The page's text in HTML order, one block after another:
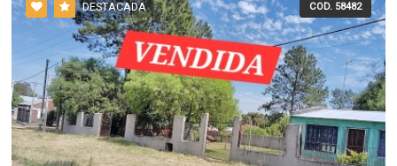
DESTACADA COD. 58482